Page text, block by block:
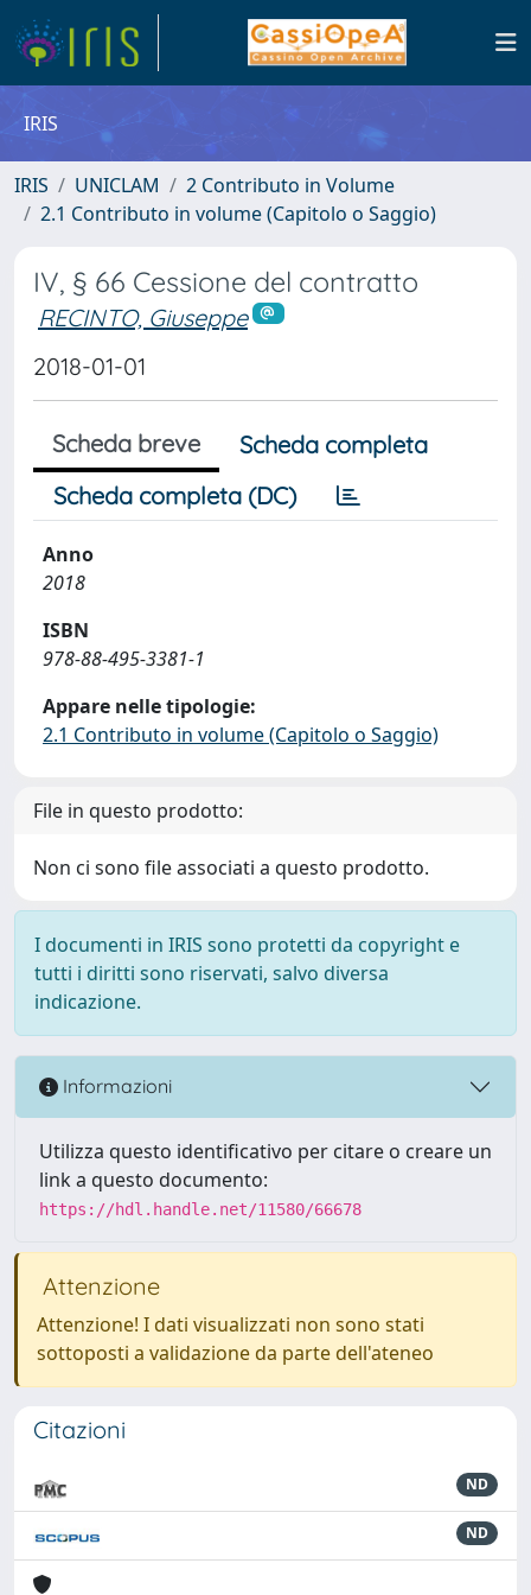
IRIS
IRIS UNICLAM
2 Contributo in Volume
2.1 Contributo in volume (Capitolo o Saggio)
IV, § 66 Cessione del contratto
RECINTO, Giuseppe
2018-01-01
Scheda breve
Scheda completa
Scheda completa (DC)
Anno
2018
ISBN
978-88-495-3381-1
Appare nelle tipologie:
2.1 Contributo in volume (Capitolo o Saggio)
File in questo prodotto:
Non ci sono file associati a questo prodotto.
I documenti in IRIS sono protetti da copyright e
tutti i diritti sono riservati, salvo diversa
indicazione.
Informazioni
Utilizza questo identificativo per citare o creare un
link a questo documento:
https://hdl.handle.net/11580/66678
Attenzione
Attenzione! I dati visualizzati non sono stati
sottoposti a validazione da parte dell'ateneo
Citazioni
ND
ND